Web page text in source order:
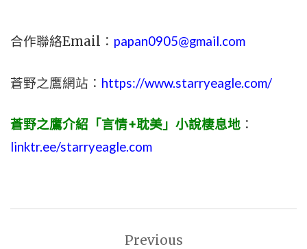
合作聯絡Email： papan0905@gmail.com
蒼野之鷹網站： https://www.starryeagle.com/
蒼野之鷹介紹「言情+耽美」小說棲息地 ：
linktr.ee/starryeagle.com
Previous